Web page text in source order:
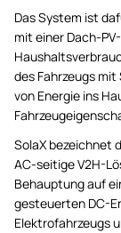
Das System ist
mit einer Dach-
des Fahrzeugs
von Energie ins
SolaX bezeichnet
AC-seitige V2H-
Behauptung auf
gesteuerten DC-
Elektrofahrzeugs